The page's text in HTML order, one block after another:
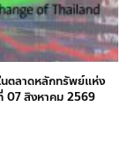
นตลาดหลักทรัพย์แห่ง
07 สิงหาคม 2569